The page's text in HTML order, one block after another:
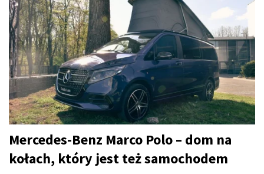
Mercedes-Benz Marco Polo – dom na
kołach, który jest też samochodem